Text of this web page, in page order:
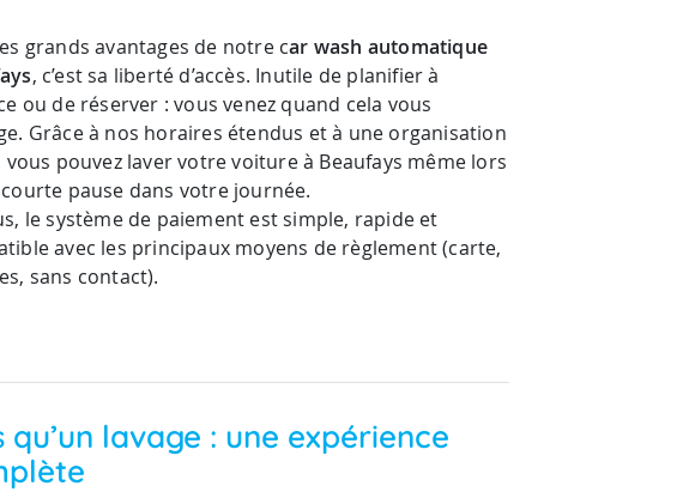
grands avantages de notre car wash automatique
, c’est sa liberté d’accès. Inutile de planifier à
ou de réserver : vous venez quand cela vous
Grâce à nos horaires étendus et à une organisation
vous pouvez laver votre voiture à Beaufays même lors
courte pause dans votre journée.
le système de paiement est simple, rapide et
avec les principaux moyens de règlement (carte,
sans contact).
qu’un lavage : une expérience